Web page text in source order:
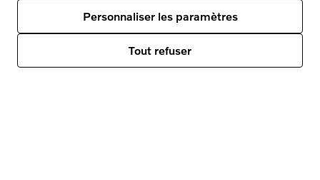
l'application Volvo sur votre téléphone
Personnaliser les paramètres
Tout refuser